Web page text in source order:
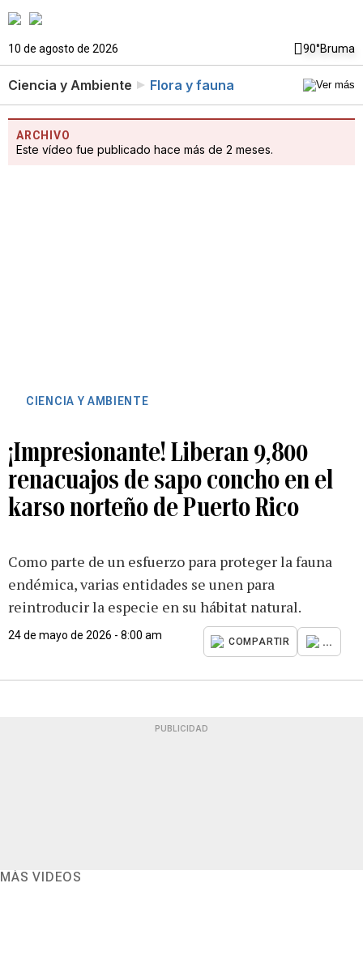
10 de agosto de 2026 90°Bruma
Ciencia y Ambiente Flora y fauna
ARCHIVO
Este vídeo fue publicado hace más de 2 meses.
CIENCIA Y AMBIENTE
¡Impresionante! Liberan 9,800
renacuajos de sapo concho en el
karso norteño de Puerto Rico
Como parte de un esfuerzo para proteger la fauna
endémica, varias entidades se unen para
reintroducir la especie en su hábitat natural.
24 de mayo de 2026 - 8:00 am
COMPARTIR ...
PUBLICIDAD
MÁS VIDEOS